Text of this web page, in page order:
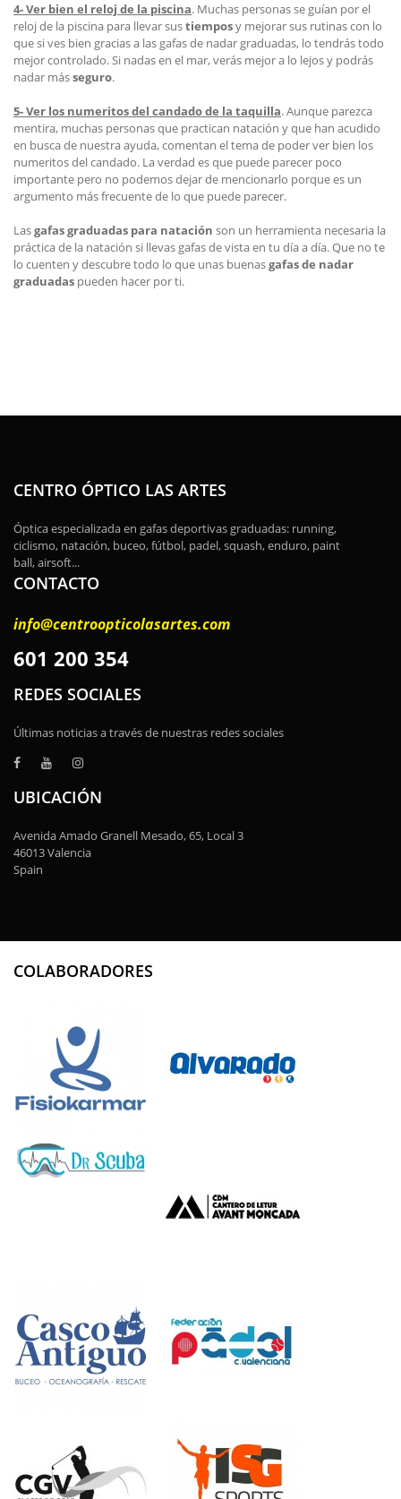
4- Ver bien el reloj de la piscina. Muchas personas se guían por el
reloj de la piscina para llevar sustiemposy mejorar sus rutinas con lo
que si ves bien gracias a las gafas de nadar graduadas, lo tendrás todo
mejor controlado. Si nadas en el mar, verás mejor a lo lejos y podrás
nadar másseguro.
5- Ver los numeritos del candado de la taquilla. Aunque parezca
mentira, muchas personas que practican natación y que han acudido
en busca de nuestra ayuda, comentan el tema de poder ver bien los
numeritos del candado. La verdad es que puede parecer poco
importante pero no podemos dejar de mencionarlo porque es un
argumento más frecuente de lo que puede parecer.
Lasgafas graduadas para natación son un herramienta necesaria la
práctica de la natación si llevas gafas de vista en tu día a día. Que no te
lo cuenten y descubre todo lo que unas buenasgafas de nadar
graduadas pueden hacer por ti.
CENTRO ÓPTICO LAS ARTES
Óptica especializada en gafas deportivas graduadas: running,
ciclismo, natación, buceo, fútbol, padel, squash, enduro, paint
ball, airsoft...
CONTACTO
info@centroopticolasartes.com
601 200 354
REDES SOCIALES
Últimas noticias a través de nuestras redes sociales
UBICACIÓN
Avenida Amado Granell Mesado, 65, Local 3
46013 Valencia
Spain
COLABORADORES